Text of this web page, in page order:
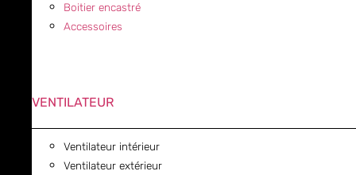
Boitier encastré
Accessoires
VENTILATEUR
Ventilateur intérieur
Ventilateur extérieur